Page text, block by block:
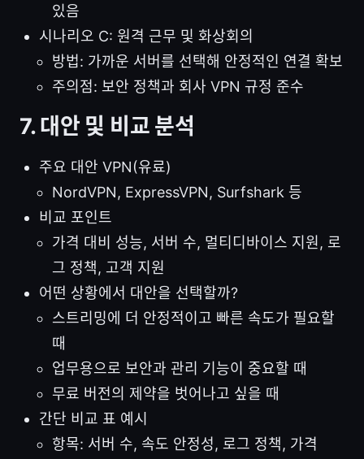
있음
시나리오 C: 원격 근무 및 화상회의
방법: 가까운 서버를 선택해 안정적인 연결 확보
주의점: 보안 정책과 회사 VPN 규정 준수
7. 대안 및 비교 분석
주요 대안 VPN(유료)
NordVPN, ExpressVPN, Surfshark 등
비교 포인트
가격 대비 성능, 서버 수, 멀티디바이스 지원, 로
그 정책, 고객 지원
어떤 상황에서 대안을 선택할까?
스트리밍에 더 안정적이고 빠른 속도가 필요할
때
업무용으로 보안과 관리 기능이 중요할 때
무료 버전의 제약을 벗어나고 싶을 때
간단 비교 표 예시
항목: 서버 수, 속도 안정성, 로그 정책, 가격